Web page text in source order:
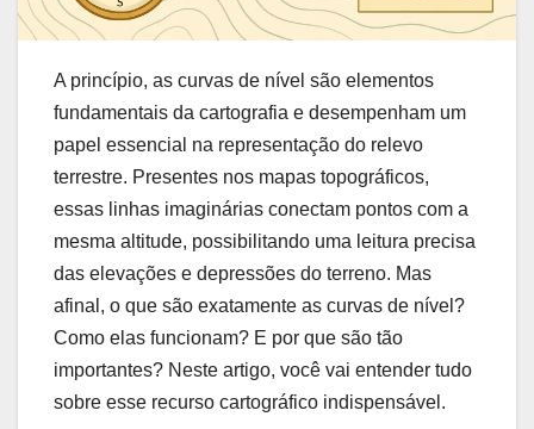
A princípio, as curvas de nível são elementos
fundamentais da cartografia e desempenham um
papel essencial na representação do relevo
terrestre. Presentes nos mapas topográficos,
essas linhas imaginárias conectam pontos com a
mesma altitude, possibilitando uma leitura precisa
das elevações e depressões do terreno. Mas
afinal, o que são exatamente as curvas de nível?
Como elas funcionam? E por que são tão
importantes? Neste artigo, você vai entender tudo
sobre esse recurso cartográfico indispensável.